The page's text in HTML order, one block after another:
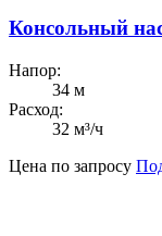
Консольный
Напор:
34 м
Расход:
32 м³/ч
Цена по запросу